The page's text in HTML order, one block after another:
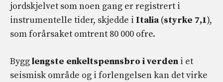
jordskjelvet som noen gang er registrert i
instrumentelle tider, skjedde i Italia (styrke 7,1),
som forårsaket omtrent 80 000 ofre.
Bygglengste enkeltspennsbro i verden i et
seismisk område og i forlengelsen kan det virke